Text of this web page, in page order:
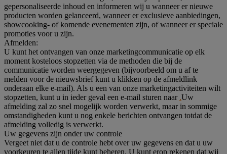
gepersonaliseerde inhoud en informeren wij u wanneer er nieuwe
producten worden gelanceerd, wanneer er exclusieve aanbiedingen,
showcooking- of komende evenementen zijn, of wanneer er speciale
promoties voor u zijn.
Afmelden:
U kunt het ontvangen van onze marketingcommunicatie op elk
moment kosteloos stopzetten via de methoden die bij de
communicatie worden weergegeven (bijvoorbeeld om u af te
melden voor de nieuwsbrief kunt u klikken op de afmeldlink
onderaan elke e-mail). Als u een van onze marketingactiviteiten wilt
stopzetten, kunt u in ieder geval een e-mail sturen naar .Uw
afmelding zal zo snel mogelijk worden verwerkt, maar in sommige
omstandigheden kunt u nog enkele berichten ontvangen totdat de
afmelding volledig is verwerkt.
Uw gegevens zijn onder uw controle
Vergeet niet dat u de controle hebt over uw gegevens en dat u uw
voorkeuren te allen tijde kunt beheren. U kunt erop rekenen dat wij